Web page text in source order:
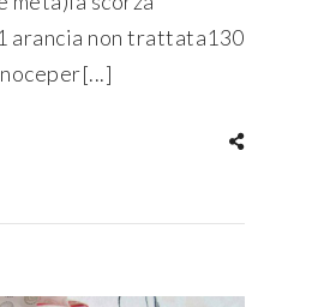
arancia non trattata130